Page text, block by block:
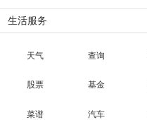
生活服务
天气 查询
股票 基金
菜谱 汽车